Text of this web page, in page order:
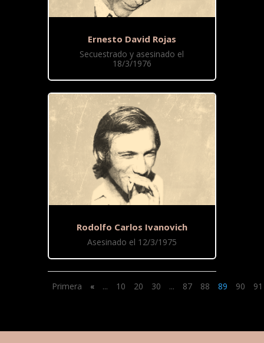
Ernesto David Rojas
Secuestrado y asesinado el
18/3/1976
Rodolfo Carlos Ivanovich
Asesinado el 12/3/1975
Primera « ... 10 20 30 ... 87 88 89 90 91